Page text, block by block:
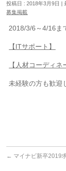
投稿日 : 2018年3月9日
募集掲載
2018/3/6～4/16ま
【ITサポート】
【人材コーディネ
未経験の方も歓迎
← マイナビ新卒2019